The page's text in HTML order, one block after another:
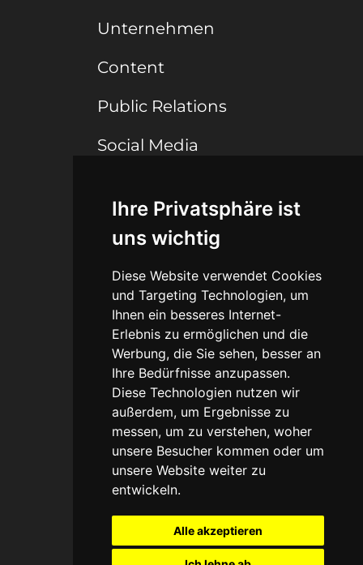
Ihre Privatsphäre ist
uns wichtig
Diese Website verwendet Cookies
und Targeting Technologien, um
Ihnen ein besseres Internet-
Erlebnis zu ermöglichen und die
Werbung, die Sie sehen, besser an
Ihre Bedürfnisse anzupassen.
Diese Technologien nutzen wir
außerdem, um Ergebnisse zu
messen, um zu verstehen, woher
unsere Besucher kommen oder um
unsere Website weiter zu
entwickeln.
Alle akzeptieren
Unternehmen
Content
Public Relations
Social Media
Connect
Portfolio
Legal
Agb
Datenschutz
Impressum
Haftungsausschuss